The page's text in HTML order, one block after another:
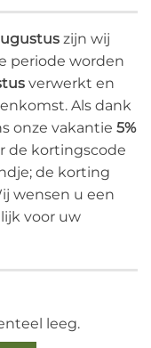
zijn wij
periode worden
verwerkt en
Als dank
onze vakantie 5%
de kortingscode
de korting
wensen u een
voor uw
leeg.